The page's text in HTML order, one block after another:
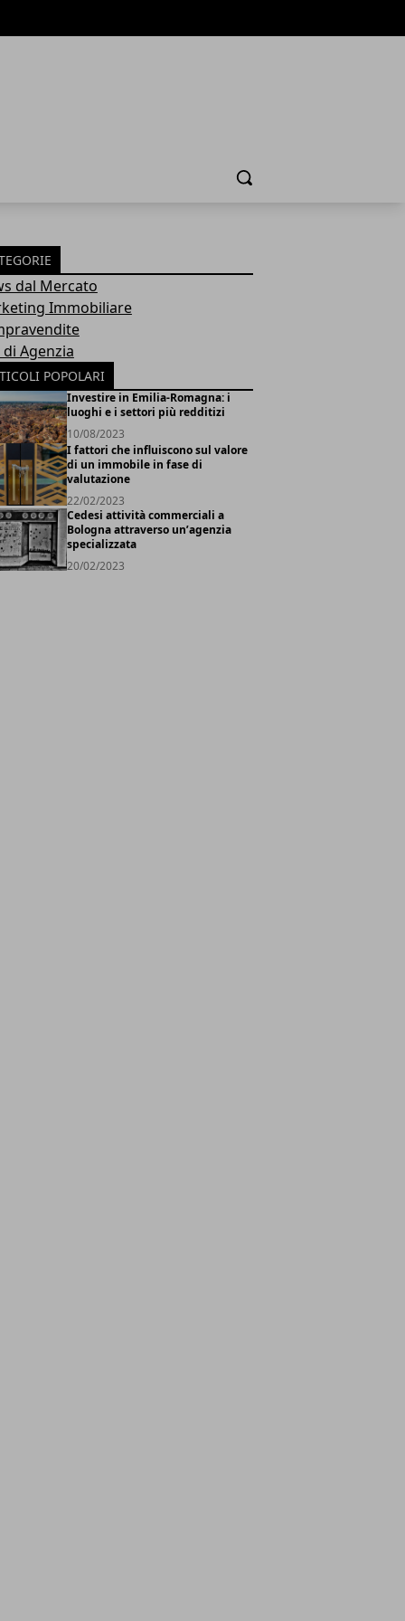
Cerca
dal Mercato
Immobiliare
Agenzia
POPOLARI
Investire in Emilia-Romagna: i
luoghi e i settori più redditizi
10/08/2023
I fattori che influiscono sul valore
di un immobile in fase di
valutazione
22/02/2023
Cedesi attività commerciali a
Bologna attraverso un’agenzia
specializzata
20/02/2023